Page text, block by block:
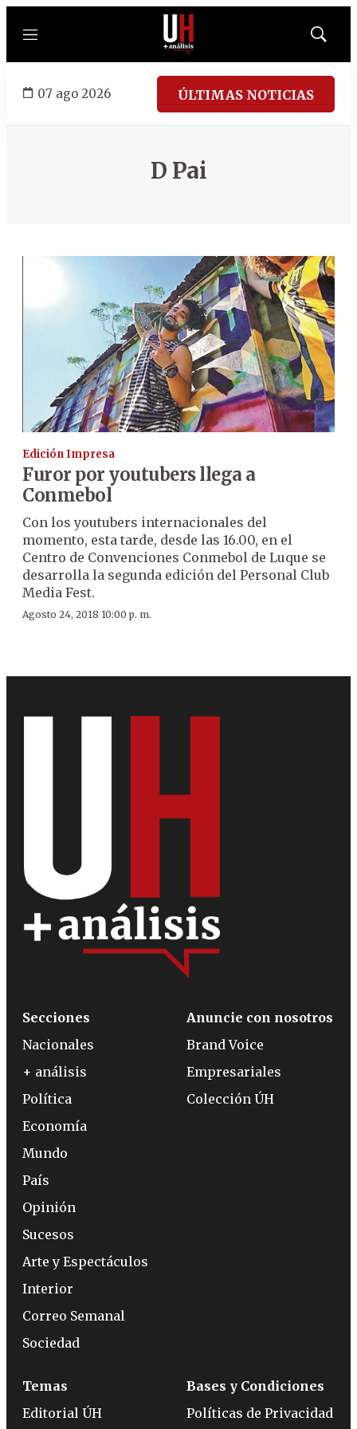
Menú
Mostrar
07 ago 2026 ÚLTIMAS NOTICIAS
D Pai
Edición Impresa
Furor por youtubers llega a
Conmebol
Con los youtubers internacionales del
momento, esta tarde, desde las 16.00, en el
Centro de Convenciones Conmebol de Luque se
desarrolla la segunda edición del Personal Club
Media Fest.
Agosto 24, 2018 10:00 p. m.
Secciones
Nacionales
+ análisis
Política
Economía
Mundo
País
Opinión
Sucesos
Arte y Espectáculos
Interior
Correo Semanal
Sociedad
Anuncie con nosotros
Brand Voice
Empresariales
Colección ÚH
Temas
Editorial ÚH
Bases y Condiciones
Políticas de Privacidad